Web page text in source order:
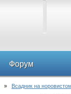
Форум
» Всадник на